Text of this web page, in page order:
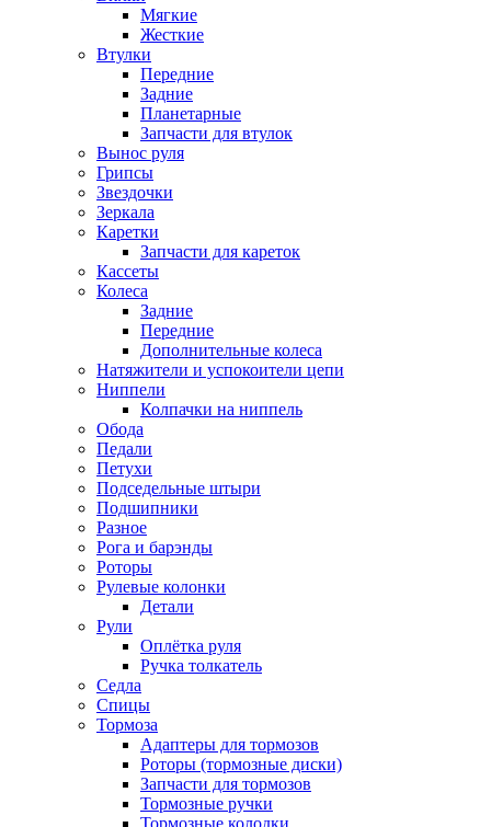
Мягкие
Жесткие
Втулки
Передние
Задние
Планетарные
Запчасти для втулок
Вынос руля
Грипсы
Звездочки
Зеркала
Каретки
Запчасти для кареток
Кассеты
Колеса
Задние
Передние
Дополнительные колеса
Натяжители и успокоители цепи
Ниппели
Колпачки на ниппель
Обода
Педали
Петухи
Подседельные штыри
Подшипники
Разное
Рога и барэнды
Роторы
Рулевые колонки
Детали
Рули
Оплётка руля
Ручка толкатель
Седла
Спицы
Тормоза
Адаптеры для тормозов
Роторы (тормозные диски)
Запчасти для тормозов
Тормозные ручки
Тормозные колодки